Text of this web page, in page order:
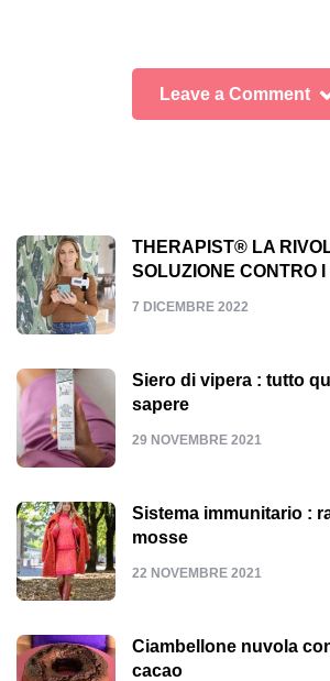
Leave a Comment
THERAPIST® LA
SOLUZIONE CONTRO I
7 DICEMBRE 2022
Siero di vipera : tutto
sapere
29 NOVEMBRE 2021
Sistema immunitario :
mosse
22 NOVEMBRE 2021
Ciambellone nuvola
cacao